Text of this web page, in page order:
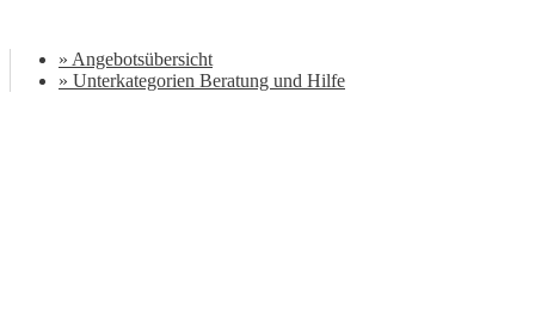
» Angebotsübersicht
» Unterkategorien Beratung und Hilfe